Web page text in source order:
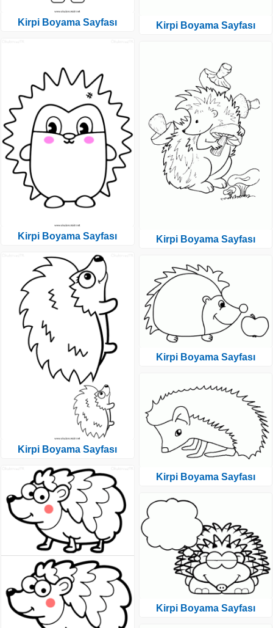
Kirpi Boyama Sayfası
Kirpi Boyama Sayfası
Kirpi Boyama Sayfası
Kirpi Boyama Sayfası
Kirpi Boyama Sayfası
Kirpi Boyama Sayfası
Kirpi Boyama Sayfası
Kirpi Boyama Sayfası